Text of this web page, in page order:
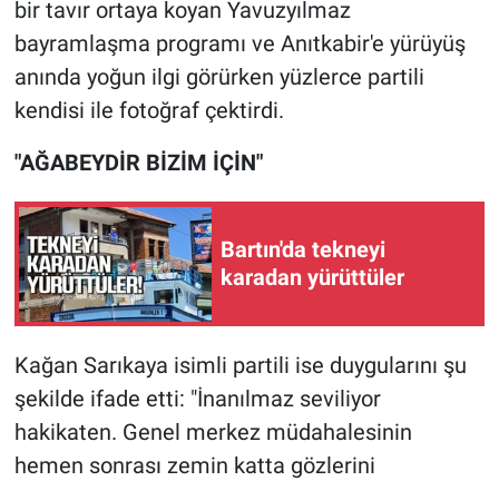
bir tavır ortaya koyan Yavuzyılmaz
bayramlaşma programı ve Anıtkabir'e yürüyüş
anında yoğun ilgi görürken yüzlerce partili
kendisi ile fotoğraf çektirdi.
"AĞABEYDİR BİZİM İÇİN"
Bartın'da tekneyi
karadan yürüttüler
Kağan Sarıkaya isimli partili ise duygularını şu
şekilde ifade etti: "İnanılmaz seviliyor
hakikaten. Genel merkez müdahalesinin
hemen sonrası zemin katta gözlerini